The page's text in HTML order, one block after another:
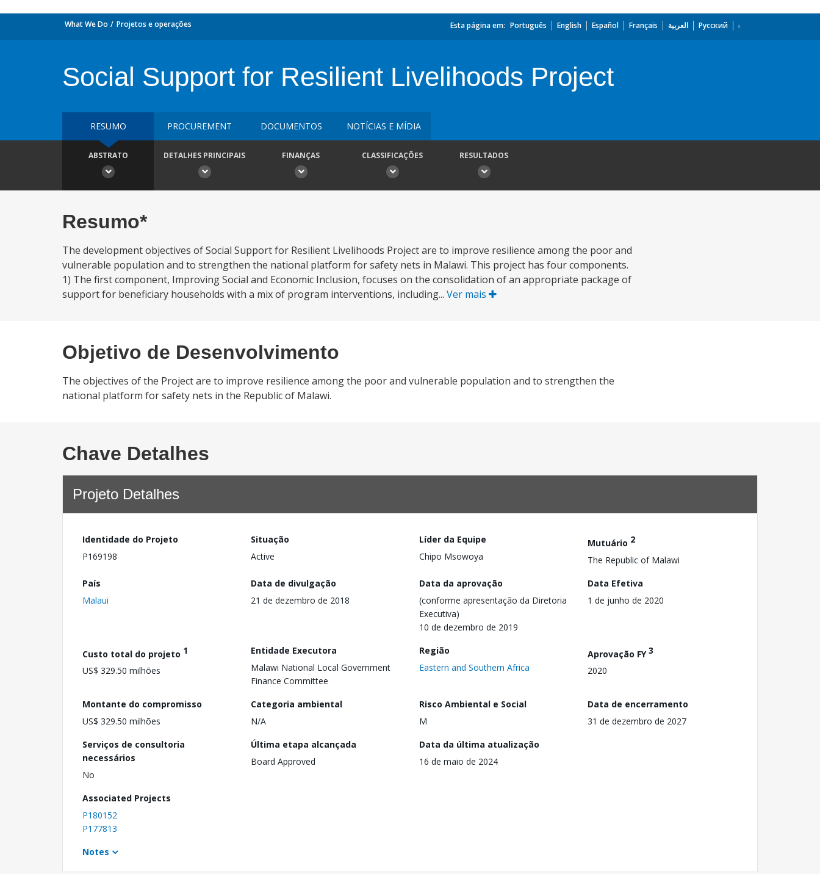
What We Do Projetos e operações Esta página em: Português English Español Français العربية Русский
Social Support for Resilient Livelihoods Project
RESUMO PROCUREMENT DOCUMENTOS NOTÍCIAS E MÍDIA
ABSTRATO DETALHES PRINCIPAIS FINANÇAS CLASSIFICAÇÕES RESULTADOS
Resumo*
The development objectives of Social Support for Resilient Livelihoods Project are to improve resilience among the poor and
vulnerable population and to strengthen the national platform for safety nets in Malawi. This project has four components.
1) The first component, Improving Social and Economic Inclusion, focuses on the consolidation of an appropriate package of
support for beneficiary households with a mix of program interventions, including... Ver mais
Objetivo de Desenvolvimento
The objectives of the Project are to improve resilience among the poor and vulnerable population and to strengthen the
national platform for safety nets in the Republic of Malawi.
Chave Detalhes
Projeto Detalhes
Identidade do Projeto
P169198
Situação
Active
Líder da Equipe
Chipo Msowoya
Mutuário 2
The Republic of Malawi
País
Malaui
Data de divulgação
21 de dezembro de 2018
Data da aprovação
(conforme apresentação da Diretoria
Executiva)
10 de dezembro de 2019
Data Efetiva
1 de junho de 2020
Custo total do projeto 1
US$ 329.50 milhões
Entidade Executora
Malawi National Local Government
Finance Committee
Região
Eastern and Southern Africa
Aprovação FY3
2020
Montante do compromisso
US$ 329.50 milhões
Categoria ambiental
N/A
Risco Ambiental e Social
M
Data de encerramento
31 de dezembro de 2027
Serviços de consultoria
necessários
No
Última etapa alcançada
Board Approved
Data da última atualização
16 de maio de 2024
Associated Projects
P180152
P177813
Notes